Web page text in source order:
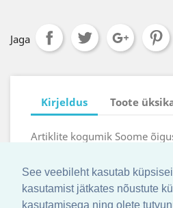
See veebileht kasutab
kasutamist jätkates nõustute
kasutamisega ning olete
Jaga
Kirjeldus Toote
Artiklite kogumik Soome